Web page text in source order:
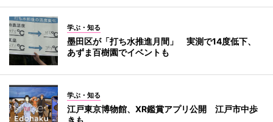
学ぶ・知る
墨田区が「打ち水推進月間」 実測で14度低下、
あずま百樹園でイベントも
学ぶ・知る
江戸東京博物館、XR鑑賞アプリ公開 江戸市中歩